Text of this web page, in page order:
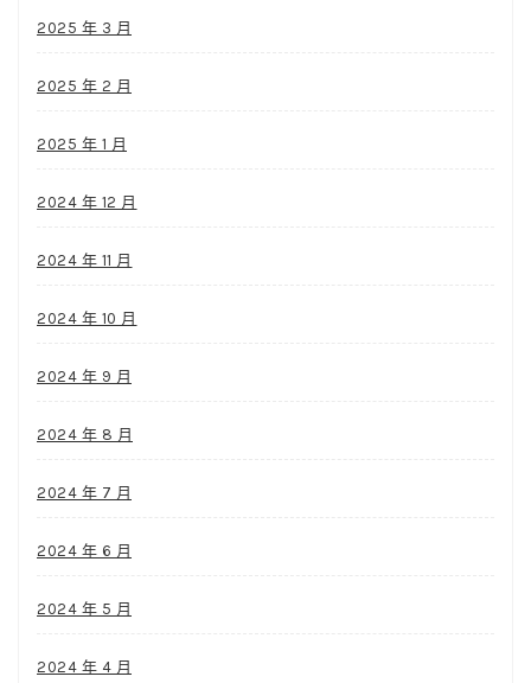
2025 年 3 月
2025 年 2 月
2025 年 1 月
2024 年 12 月
2024 年 11 月
2024 年 10 月
2024 年 9 月
2024 年 8 月
2024 年 7 月
2024 年 6 月
2024 年 5 月
2024 年 4 月